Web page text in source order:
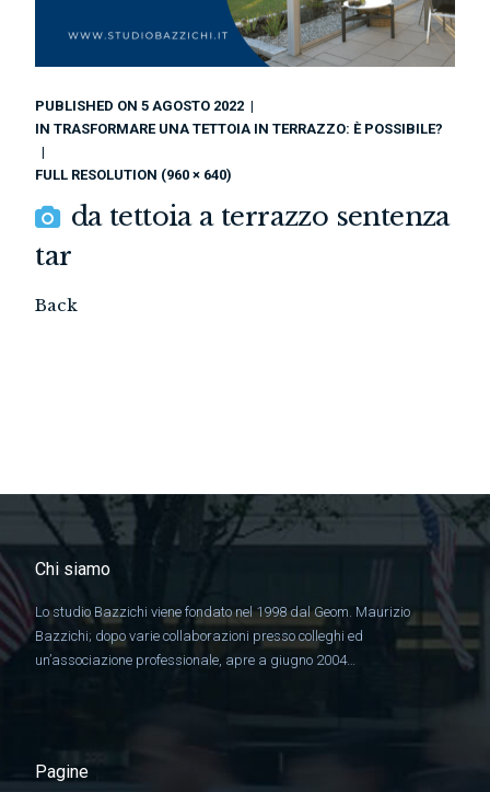
PUBLISHED ON5 AGOSTO 2022
INTRASFORMARE UNA TETTOIA IN TERRAZZO: È POSSIBILE?
FULL RESOLUTION (960 × 640)
da tettoia a terrazzo sentenza
tar
Back
Chi siamo
Lo studio Bazzichi viene fondato nel 1998 dal Geom. Maurizio
Bazzichi; dopo varie collaborazioni presso colleghi ed
un’associazione professionale, apre a giugno 2004…
Pagine